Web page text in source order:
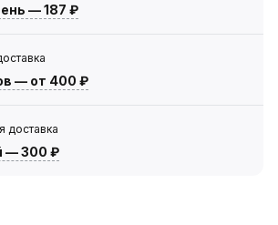
—187 ₽
— от 400 ₽
доставка
—300 ₽